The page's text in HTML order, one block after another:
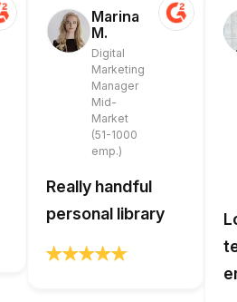
Marina
M.
Digital
Marketing
Manager
Mid-
Market
(51-1000
emp.)
Really handful
personal library